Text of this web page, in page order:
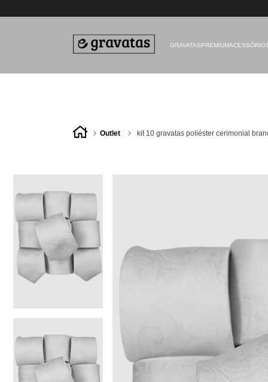
GRAVATASPREMIUM
outlet kit 10 gravatas poliéster cerimonial